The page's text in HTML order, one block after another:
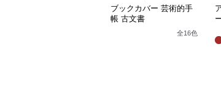
ブックカバー 芸術的手
帳 古文書
全16色